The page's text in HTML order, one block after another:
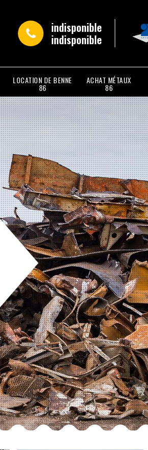
indisponible
indisponible
LOCATION DE BENNE
86
ACHAT MÉTAUX
86